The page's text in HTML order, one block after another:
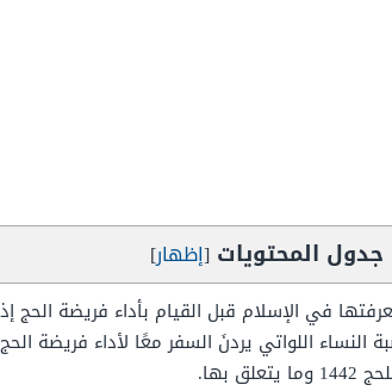
جدول المحتويات [إظهار]
في الإسلام قبل القيام بأداء فريضة
السفر معًا لأداء فريضة الحج 1442، وفي هذا المقال ومن